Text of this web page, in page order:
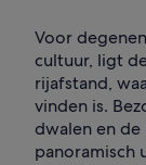
Voor
cultuur, ligt
rijafstand,
vinden is.
dwalen en
panoramisch